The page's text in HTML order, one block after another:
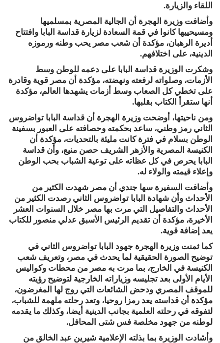
اللقاء والزيارة.
وأضافت وزيرة الهجرة أن الجالية المصرية بمسلميها
ومسيحييها كانوا في قمة السعادة لزيارة قداسة البابا وافتتاح
أديرة الرهبان، مؤكدة أن شعب مصر يحب وطنه ورموزه
الدينية، على اختلافهم.
وشكرت الوزيرة قداسة البابا على دعمه للوطن وسط
الأزمات، وصلواته لرفعته ونهضته، مؤكدة أن مصر قوية وقادرة
على تخطي كل الصعاب وسط أزمات يشهدها العالم، مؤكدة
أنها ستقرأ الكتاب بقلبها.
ومن ناحيتها، أوضحت وزيرة الهجرة أن قداسة البابا تواضروس
الثاني رمز وطني، ساعد بحكمته وحصافته على العبور بسفينة
الوطن بسلام في فترة كانت مليئة بالتحديات، مؤكدة أن
الكنيسة المصرية والأزهر الشريف حصن منيع، وأن قداسة
البابا يحرص في كل عظاته على توعية الشباب بحب الوطن
وإعلاء قيمته والولاء له.
وأضافت السفيرة سها جندي أن مصر شهدت الكثير من
الأحداث وأن شهادة البابا تواضروس الثاني رصدت الكثير من
الأحداث والتفاصيل التي مرت بها مصر خلال السنوات العشر
الأخيرة، مؤكدة أن تقديم الرئيس الأسبق عدلي منصور للكتاب
يعد إضافة قوية.
كما ثمنت وزيرة الهجرة جهود البابا تواضروس الثاني في
توضيح الصورة الحقيقية لما يحدث في مصر، وتعريف شعب
الكنيسة في الخارج، بما مرت به مصر من محطات وكواليس
الأيام الأولى بعد تجليسه وزياراته الخارجية لتوضيح رؤيته
للموقف المصري ودحض الشائعات التي روج لها المغرضون،
مؤكدة أن قداسته يعد رمزا روحيا، وتعد رحلته ملهمة للشباب،
لتفوقه في رحلته العلمية بجانب الدينية أيضا، وكذلك ما يقدمه
لوطنه من جهود مخلصة فس شتى المحافل.
وأشادت الوزيرة بما بذلته الإعلامية شيرين عبد الخالق من